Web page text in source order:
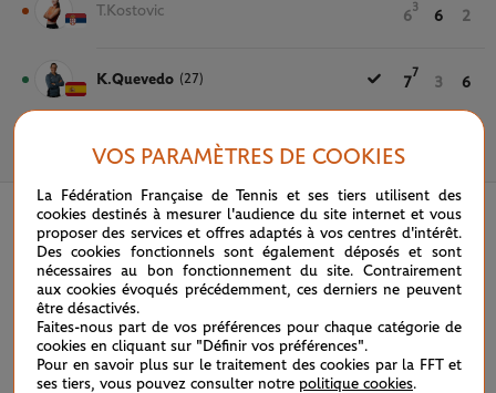
T.Kostovic 6
3
6 2
K.Quevedo (27) 7
7
3 6
20 MAI 2026
VOS PARAMÈTRES DE COOKIES
La Fédération Française de Tennis et ses tiers utilisent des
cookies destinés à mesurer l'audience du site internet et vous
proposer des services et offres adaptés à vos centres d'intérêt.
Des cookies fonctionnels sont également déposés et sont
nécessaires au bon fonctionnement du site. Contrairement
aux cookies évoqués précédemment, ces derniers ne peuvent
être désactivés.
Faites-nous part de vos préférences pour chaque catégorie de
cookies en cliquant sur "Définir vos préférences".
Pour en savoir plus sur le traitement des cookies par la FFT et
ses tiers, vous pouvez consulter notre politique cookies.